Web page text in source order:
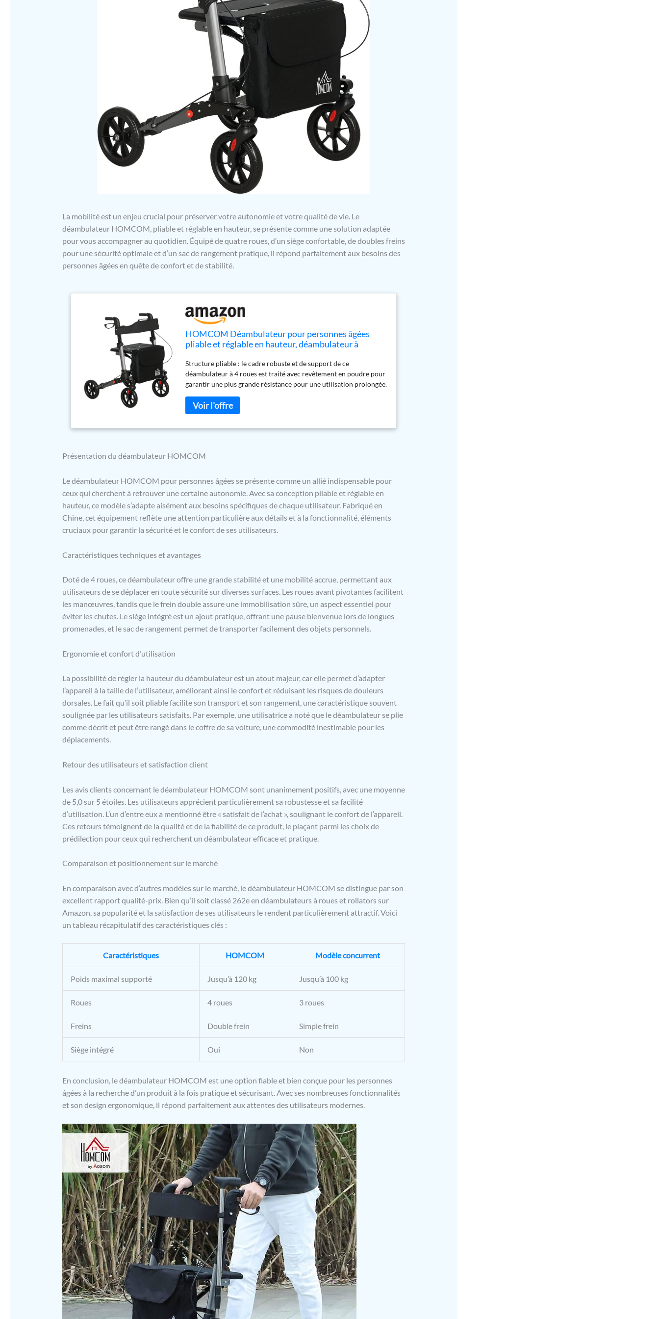
La mobilité est un enjeu crucial pour préserver votre autonomie et votre qualité de vie. Le
déambulateur HOMCOM, pliable et réglable en hauteur, se présente comme une solution adaptée
pour vous accompagner au quotidien. Équipé de quatre roues, d’un siège confortable, de doubles freins
pour une sécurité optimale et d’un sac de rangement pratique, il répond parfaitement aux besoins des
personnes âgées en quête de confort et de stabilité.
HOMCOM Déambulateur pour personnes âgées
pliable et réglable en hauteur, déambulateur à
rangement, déambulateur pour personnes âgées et
Structure pliable : le cadre robuste et de support de ce
déambulateur à 4 roues est traité avec revêtement en poudre pour
garantir une plus grande résistance pour une utilisation prolongée.
faciles Accessoires inclus : lorsque vous en avez besoin, les
utilisateurs pourront faire une pause sur le déambulateur pour
facilement régler la hauteur de ce déambulateur pliable de 80 à 92
statures de personnes de 1,60 m à 1,90 m de hauteur 4 roues : le
déambulateur pour maison garantit des déplacements fluides
grâce aux roues de 20 cm disponibles. Remarque : système de
freinage double à tirer pour freiner ; appuyez vers le bas pour
bloquer les roues arrière lorsque vous êtes assis Dimensions :
dimensions totales : 64 x 75 x 80 – 92 cm. Dimensions sac de
Présentation du déambulateur HOMCOM
Le déambulateur HOMCOM pour personnes âgées se présente comme un allié indispensable pour
ceux qui cherchent à retrouver une certaine autonomie. Avec sa conception pliable et réglable en
hauteur, ce modèle s’adapte aisément aux besoins spécifiques de chaque utilisateur. Fabriqué en
Chine, cet équipement reflète une attention particulière aux détails et à la fonctionnalité, éléments
cruciaux pour garantir la sécurité et le confort de ses utilisateurs.
Caractéristiques techniques et avantages
Doté de 4 roues, ce déambulateur offre une grande stabilité et une mobilité accrue, permettant aux
utilisateurs de se déplacer en toute sécurité sur diverses surfaces. Les roues avant pivotantes facilitent
les manœuvres, tandis que le frein double assure une immobilisation sûre, un aspect essentiel pour
éviter les chutes. Le siège intégré est un ajout pratique, offrant une pause bienvenue lors de longues
promenades, et le sac de rangement permet de transporter facilement des objets personnels.
Ergonomie et confort d’utilisation
La possibilité de régler la hauteur du déambulateur est un atout majeur, car elle permet d’adapter
l’appareil à la taille de l’utilisateur, améliorant ainsi le confort et réduisant les risques de douleurs
dorsales. Le fait qu’il soit pliable facilite son transport et son rangement, une caractéristique souvent
soulignée par les utilisateurs satisfaits. Par exemple, une utilisatrice a noté que le déambulateur se plie
comme décrit et peut être rangé dans le coffre de sa voiture, une commodité inestimable pour les
déplacements.
Retour des utilisateurs et satisfaction client
Les avis clients concernant le déambulateur HOMCOM sont unanimement positifs, avec une moyenne
de 5,0 sur 5 étoiles. Les utilisateurs apprécient particulièrement sa robustesse et sa facilité
d’utilisation. L’un d’entre eux a mentionné être « satisfait de l’achat », soulignant le confort de l’appareil.
Ces retours témoignent de la qualité et de la fiabilité de ce produit, le plaçant parmi les choix de
prédilection pour ceux qui recherchent un déambulateur efficace et pratique.
Comparaison et positionnement sur le marché
En comparaison avec d’autres modèles sur le marché, le déambulateur HOMCOM se distingue par son
excellent rapport qualité-prix. Bien qu’il soit classé 262e en déambulateurs à roues et rollators sur
Amazon, sa popularité et la satisfaction de ses utilisateurs le rendent particulièrement attractif. Voici
un tableau récapitulatif des caractéristiques clés :
Caractéristiques HOMCOM Modèle concurrent
Poids maximal supporté Jusqu’à 120 kg Jusqu’à 100 kg
Roues 4 roues 3 roues
Freins Double frein Simple frein
Siège intégré Oui Non
En conclusion, le déambulateur HOMCOM est une option fiable et bien conçue pour les personnes
âgées à la recherche d’un produit à la fois pratique et sécurisant. Avec ses nombreuses fonctionnalités
et son design ergonomique, il répond parfaitement aux attentes des utilisateurs modernes.